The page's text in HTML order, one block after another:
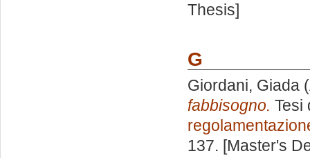
Thesis]
G
Giordani, Giada
fabbisogno. Tesi
137. [Master's